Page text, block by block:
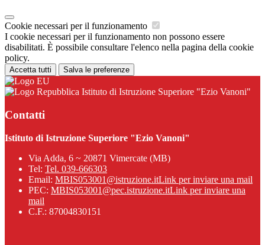
Cookie necessari per il funzionamento
I cookie necessari per il funzionamento non possono essere
disabilitati. È possibile consultare l'elenco nella pagina della cookie
policy.
Accetta tutti Salva le preferenze
Istituto di Istruzione Superiore "Ezio Vanoni"
Contatti
Istituto di Istruzione Superiore "Ezio Vanoni"
Via Adda, 6 ~ 20871 Vimercate (MB)
Tel: Tel. 039-666303
Email: MBIS053001@istruzione.itLink per inviare una mail
PEC: MBIS053001@pec.istruzione.itLink per inviare una
mail
C.F.: 87004830151